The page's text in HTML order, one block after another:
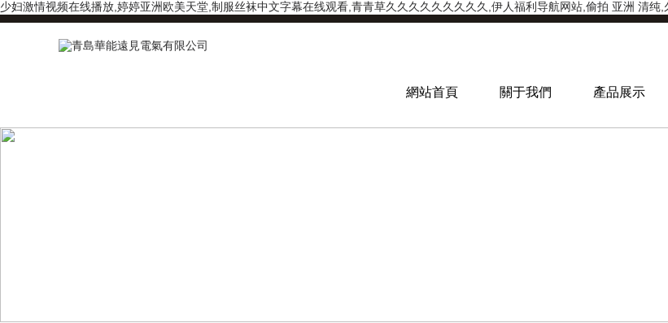
少妇激情视频在线播放,婷婷亚洲欧美天堂,制服丝袜中文字幕在线观看,青青草久久久久久久久久久,伊人福利导航网站,偷拍 亚洲 清
網站首頁 關于我們 產品展示